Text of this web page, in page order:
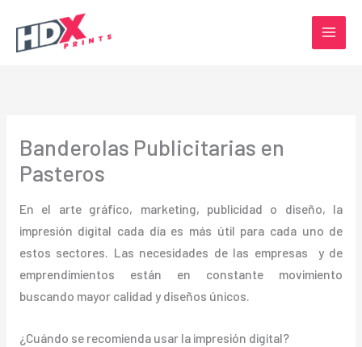
contenido
Banderolas Publicitarias en
Pasteros
En el arte gráfico, marketing, publicidad o diseño, la
impresión digital cada día es más útil para cada uno de
estos sectores. Las necesidades de las empresas y de
emprendimientos están en constante movimiento
buscando mayor calidad y diseños únicos.
¿Cuándo se recomienda usar la impresión digital?